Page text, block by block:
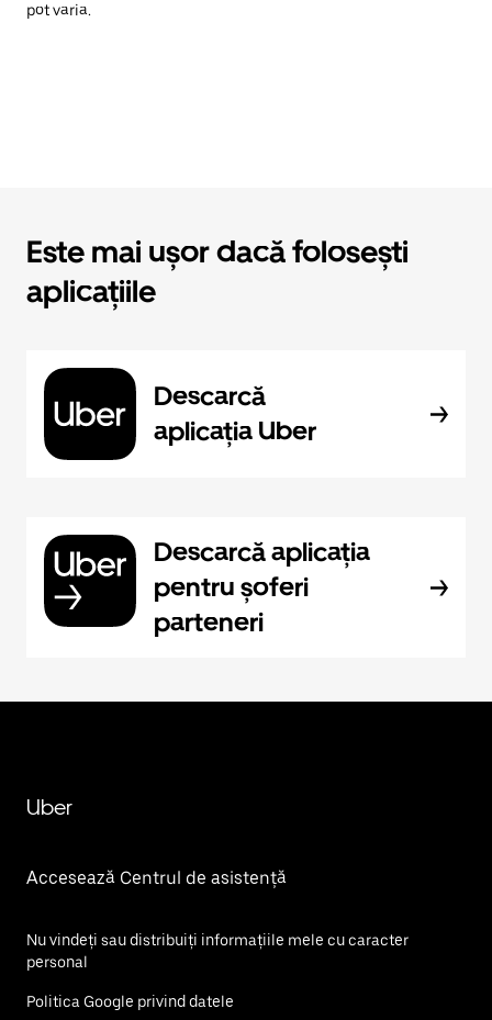
pot varia.
Este mai ușor dacă folosești
aplicațiile
Descarcă
aplicația Uber
Descarcă aplicația
pentru șoferi
parteneri
Uber
Accesează Centrul de asistență
Nu vindeți sau distribuiți informațiile mele cu caracter
personal
Politica Google privind datele